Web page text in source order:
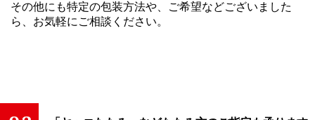
その他にも特定の包装方法や、ご希望などございました
ら、お気軽にご相談ください。